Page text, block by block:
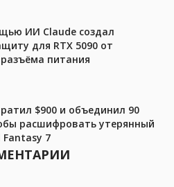
ИИ Claude создал
для RTX 5090 от
питания
$900 и объединил 90
расшифровать утерянный
7